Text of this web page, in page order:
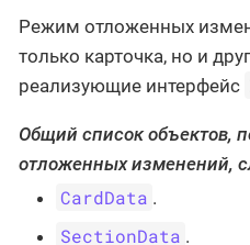
Режим отложенных
только карточка, но и
реализующие интерфейс
Общий список объектов,
отложенных изменений,
CardData .
SectionData .